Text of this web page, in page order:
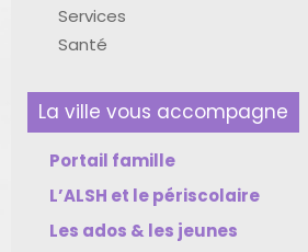
Services
Santé
La ville vous accompagne
Portail famille
L’ALSH et le périscolaire
Les ados & les jeunes